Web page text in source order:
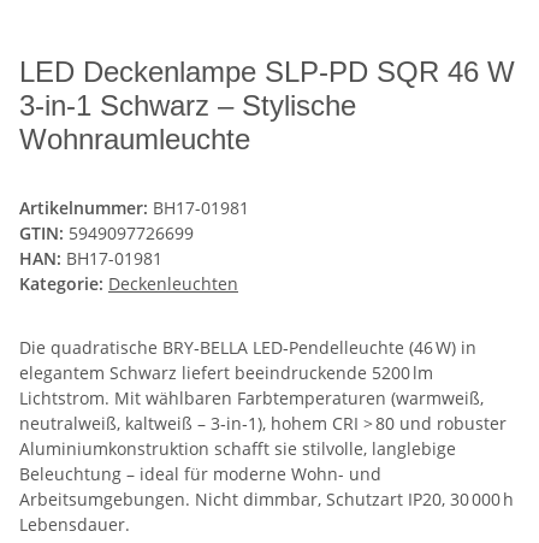
LED Deckenlampe SLP-PD SQR 46 W
3-in-1 Schwarz – Stylische
Wohnraumleuchte
Artikelnummer: BH17-01981
GTIN: 5949097726699
HAN: BH17-01981
Kategorie: Deckenleuchten
Die quadratische BRY‑BELLA LED‑Pendelleuchte (46 W) in
elegantem Schwarz liefert beeindruckende 5200 lm
Lichtstrom. Mit wählbaren Farbtemperaturen (warmweiß,
neutralweiß, kaltweiß – 3‑in‑1), hohem CRI > 80 und robuster
Aluminiumkonstruktion schafft sie stilvolle, langlebige
Beleuchtung – ideal für moderne Wohn- und
Arbeitsumgebungen. Nicht dimmbar, Schutzart IP20, 30 000 h
Lebensdauer.